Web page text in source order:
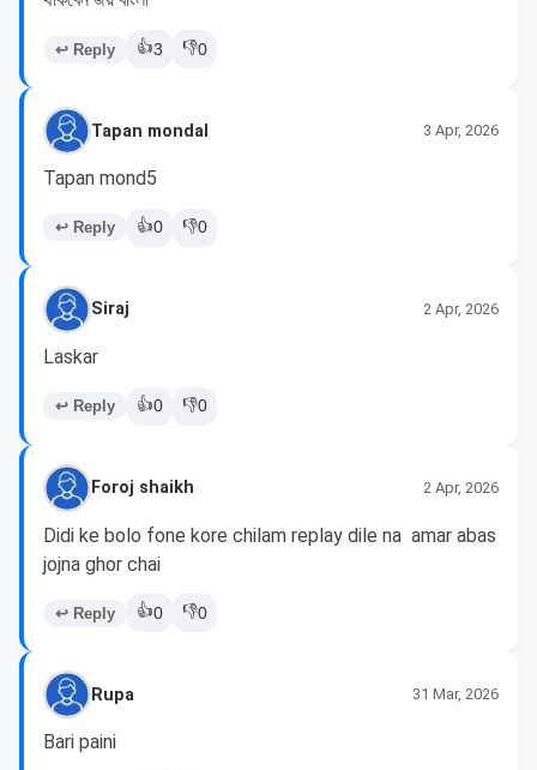
↩ Reply 👍3 👎0
Tapan mondal 3 Apr, 2026
Tapan mond5
↩ Reply 👍0 👎0
Siraj 2 Apr, 2026
Laskar
↩ Reply 👍0 👎0
Foroj shaikh 2 Apr, 2026
Didi ke bolo fone kore chilam replay dile na  amar abas
jojna ghor chai
↩ Reply 👍0 👎0
Rupa 31 Mar, 2026
Bari paini